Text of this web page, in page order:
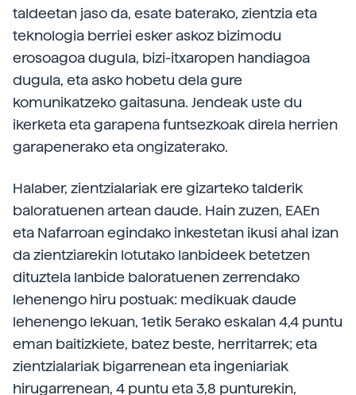
taldeetan jaso da, esate baterako, zientzia eta
teknologia berriei esker askoz bizimodu
erosoagoa dugula, bizi-itxaropen handiagoa
dugula, eta asko hobetu dela gure
komunikatzeko gaitasuna. Jendeak uste du
ikerketa eta garapena funtsezkoak direla herrien
garapenerako eta ongizaterako.
Halaber, zientzialariak ere gizarteko talderik
baloratuenen artean daude. Hain zuzen, EAEn
eta Nafarroan egindako inkestetan ikusi ahal izan
da zientziarekin lotutako lanbideek betetzen
dituztela lanbide baloratuenen zerrendako
lehenengo hiru postuak: medikuak daude
lehenengo lekuan, 1etik 5erako eskalan 4,4 puntu
eman baitizkiete, batez beste, herritarrek; eta
zientzialariak bigarrenean eta ingeniariak
hirugarrenean, 4 puntu eta 3,8 punturekin,